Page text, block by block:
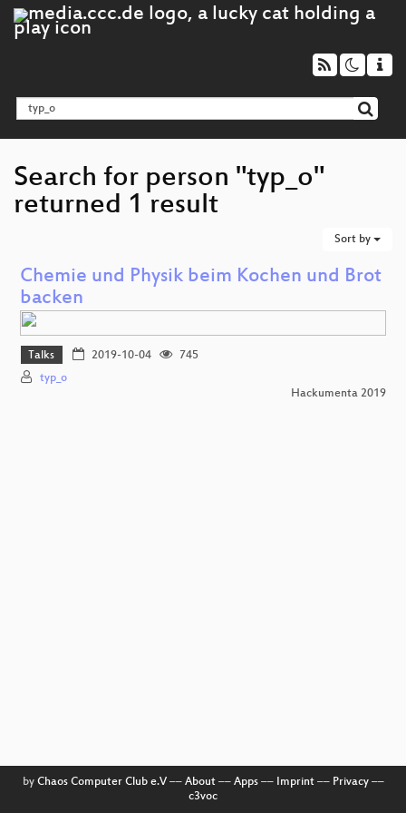
Search for person "typ_o"
returned 1 result
Sort by
Chemie und Physik beim Kochen und Brot
backen
Talks 2019-10-04
745
typ_o
Hackumenta 2019
by Chaos Computer Club e.V–– About–– Apps–– Imprint–– Privacy––
c3voc